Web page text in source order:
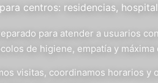
centros: residencias,
para atender a usuarios
de higiene, empatía y máxima
visitas, coordinamos horarios y